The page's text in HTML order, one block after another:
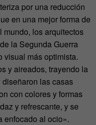
por una reducción
en una mejor forma de
los arquitectos
la Segunda Guerra
visual más optimista.
y aireados, trayendo la
las casas
con colores y formas
y refrescante, y se
enfocado al ocio».